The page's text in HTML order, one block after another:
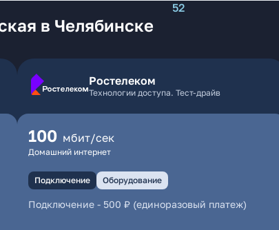
52
в Челябинске
Ростелеком
Технологии доступа. Тест-драйв
100 мбит/сек
Домашний интернет
Подключение Оборудование
Подключение- 500 ₽ (единоразовый платеж)